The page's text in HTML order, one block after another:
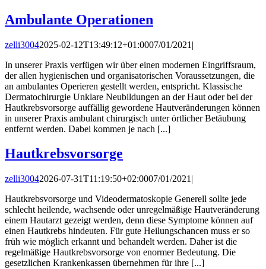
Ambulante Operationen
zelli30042025-02-12T13:49:12+01:0007/01/2021 |
In unserer Praxis verfügen wir über einen modernen Eingriffsraum,
der allen hygienischen und organisatorischen Voraussetzungen, die
an ambulantes Operieren gestellt werden, entspricht. Klassische
Dermatochirurgie Unklare Neubildungen an der Haut oder bei der
Hautkrebsvorsorge auffällig gewordene Hautveränderungen können
in unserer Praxis ambulant chirurgisch unter örtlicher Betäubung
entfernt werden. Dabei kommen je nach [...]
Hautkrebsvorsorge
zelli30042026-07-31T11:19:50+02:0007/01/2021 |
Hautkrebsvorsorge und Videodermatoskopie Generell sollte jede
schlecht heilende, wachsende oder unregelmäßige Hautveränderung
einem Hautarzt gezeigt werden, denn diese Symptome können auf
einen Hautkrebs hindeuten. Für gute Heilungschancen muss er so
früh wie möglich erkannt und behandelt werden. Daher ist die
regelmäßige Hautkrebsvorsorge von enormer Bedeutung. Die
gesetzlichen Krankenkassen übernehmen für ihre [...]